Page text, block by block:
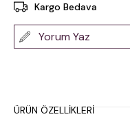
Kargo Bedava
Yorum Yaz
ÜRÜN ÖZELLIKLERI